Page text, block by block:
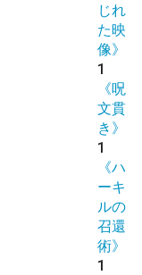
じれ
た映
像》
1
《呪
文貫
き》
1
《ハ
ーキ
ルの
召還
術》
1